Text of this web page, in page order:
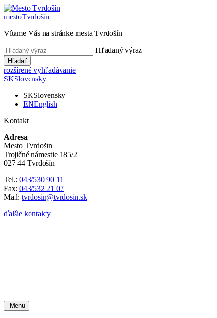
mestoTvrdošín
Vítame Vás na stránke mesta Tvrdošín
Hľadaný výraz
Hľadať
rozšírené vyhľadávanie
SKSlovensky
SKSlovensky
ENEnglish
Kontakt
Adresa
Mesto Tvrdošín
Trojičné námestie 185/2
027 44 Tvrdošín
Tel.: 043/530 90 11
Fax: 043/532 21 07
Mail: tvrdosin@tvrdosin.sk
ďalšie kontakty
Menu